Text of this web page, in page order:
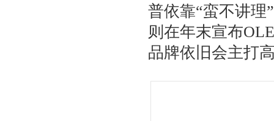
普依靠“蛮不讲理
则在年末宣布
品牌依旧会主打